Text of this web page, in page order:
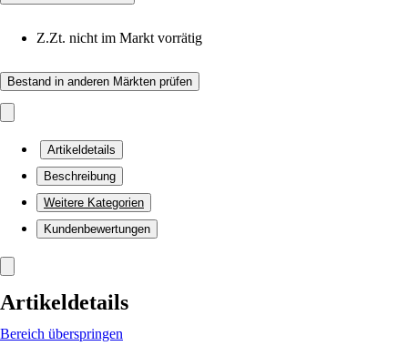
Z.Zt. nicht im Markt vorrätig
Bestand in anderen Märkten prüfen
Artikeldetails
Beschreibung
Weitere Kategorien
Kundenbewertungen
Artikeldetails
Bereich überspringen